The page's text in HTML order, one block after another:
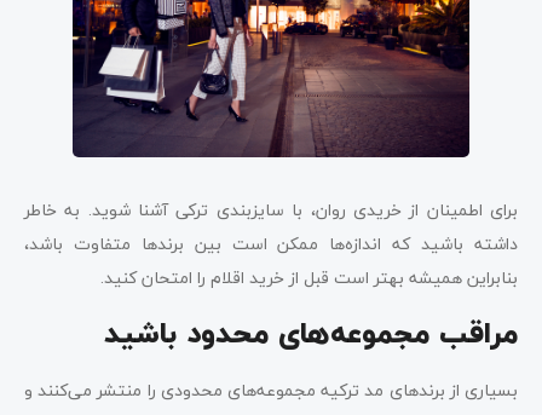
برای اطمینان از خریدی روان، با سایزبندی ترکی آشنا شوید. به خاطر
داشته باشید که اندازه‌ها ممکن است بین برندها متفاوت باشد،
بنابراین همیشه بهتر است قبل از خرید اقلام را امتحان کنید.
مراقب مجموعه‌های محدود باشید
بسیاری از برندهای مد ترکیه مجموعه‌های محدودی را منتشر می‌کنند و